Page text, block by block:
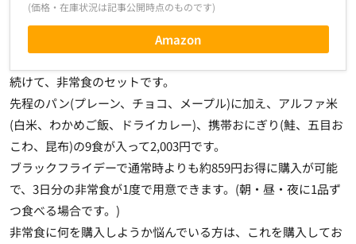
(価格・在庫状況は記事公開時点のものです)
Amazon
続けて、非常食のセットです。
先程のパン(プレーン、チョコ、メープル)に加え、アルファ米
(白米、わかめご飯、ドライカレー)、携帯おにぎり(鮭、五目お
こわ、昆布)の9食が入って2,003円です。
ブラックフライデーで通常時よりも約859円お得に購入が可能
で、3日分の非常食が1度で用意できます。(朝・昼・夜に1品ず
つ食べる場合です。)
非常食に何を購入しようか悩んでいる方は、これを購入してお